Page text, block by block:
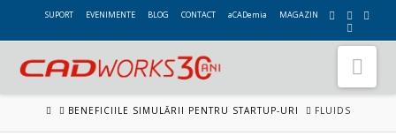
SUPORT EVENIMENTE BLOG CONTACT aCADemia MAGAZIN
HOMEBENEFICIILE SIMULĂRII PENTRU STARTUP-URI FLUIDS